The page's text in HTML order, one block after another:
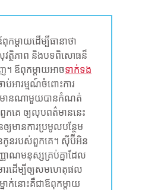
តាយដើម្បីធានាថា
ត្ថិភាព និងបទពិសោធន៏
ឪពុកម្តាយអាចទាក់ទង
ប់អារម្មណ៍ចំពោះការ
មានណាមួយបានកំណត់
គេ ឲ្យលុបពត៌មាននេះ
មានការប្រមូលបន្ថែម
នកូនរបស់ពួកគេ។ ស៊ីប៊ីអិន
ញាណមនុស្សគ្រប់គ្នាដែល
រដើម្បីឲ្យសមហេតុផល
ាក់នោះគឺជាឪពុកម្តាយ